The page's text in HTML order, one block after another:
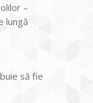
–
lungă
să fie